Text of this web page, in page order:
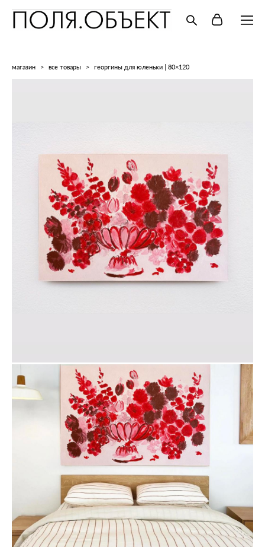
магазин > все товары > георгины для юленьки | 80×120